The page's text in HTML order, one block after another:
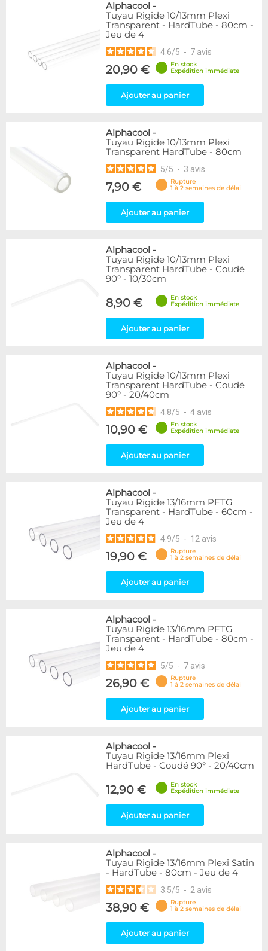
Alphacool -
Tuyau Rigide 10/13mm Plexi
Transparent - HardTube - 80cm -
Jeu de 4
4.6/5 - 7 avis
20,90 €
En stock
Expédition immédiate
Ajouter au panier
Alphacool -
Tuyau Rigide 10/13mm Plexi
Transparent HardTube - 80cm
5/5 - 3 avis
7,90 €
Rupture
1 à 2 semaines de délai
Ajouter au panier
Alphacool -
Tuyau Rigide 10/13mm Plexi
Transparent HardTube - Coudé
90° - 10/30cm
8,90 €
En stock
Expédition immédiate
Ajouter au panier
Alphacool -
Tuyau Rigide 10/13mm Plexi
Transparent HardTube - Coudé
90° - 20/40cm
4.8/5 - 4 avis
10,90 €
En stock
Expédition immédiate
Ajouter au panier
Alphacool -
Tuyau Rigide 13/16mm PETG
Transparent - HardTube - 60cm -
Jeu de 4
4.9/5 - 12 avis
19,90 €
Rupture
1 à 2 semaines de délai
Ajouter au panier
Alphacool -
Tuyau Rigide 13/16mm PETG
Transparent - HardTube - 80cm -
Jeu de 4
5/5 - 7 avis
26,90 €
Rupture
1 à 2 semaines de délai
Ajouter au panier
Alphacool -
Tuyau Rigide 13/16mm Plexi
HardTube - Coudé 90° - 20/40cm
12,90 €
En stock
Expédition immédiate
Ajouter au panier
Alphacool -
Tuyau Rigide 13/16mm Plexi Satin
- HardTube - 80cm - Jeu de 4
3.5/5 - 2 avis
38,90 €
Rupture
1 à 2 semaines de délai
Ajouter au panier